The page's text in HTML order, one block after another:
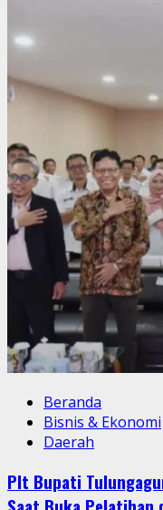
Beranda
Bisnis & Ekonomi
Daerah
Plt Bupati